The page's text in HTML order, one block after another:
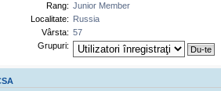
Rang: Junior Member
Localitate: Russia
Vârsta: 57
Grupuri: